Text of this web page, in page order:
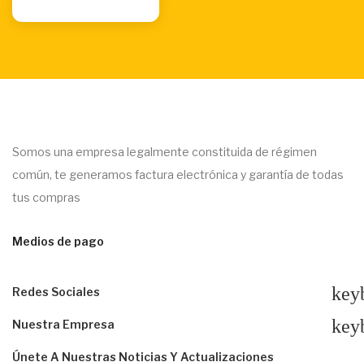
Somos una empresa legalmente constituida de régimen
común, te generamos factura electrónica y garantía de todas
tus compras
Medios de pago
Redes Sociales
Nuestra Empresa
Únete A Nuestras Noticias Y Actualizaciones